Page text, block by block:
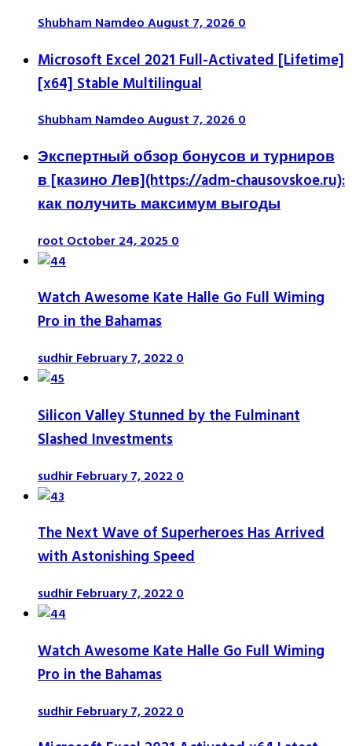
Shubham NamdeoAugust 7, 20260
Microsoft Excel 2021 Full-Activated [Lifetime]
[x64] Stable Multilingual
Shubham NamdeoAugust 7, 20260
Экспертный обзор бонусов и турниров
в [казино Лев](https://adm-chausovskoe.ru):
как получить максимум выгоды
rootOctober 24, 20250
Watch Awesome Kate Halle Go Full Wiming
Pro in the Bahamas
sudhirFebruary 7, 20220
Silicon Valley Stunned by the Fulminant
Slashed Investments
sudhirFebruary 7, 20220
The Next Wave of Superheroes Has Arrived
with Astonishing Speed
sudhirFebruary 7, 20220
Watch Awesome Kate Halle Go Full Wiming
Pro in the Bahamas
sudhirFebruary 7, 20220